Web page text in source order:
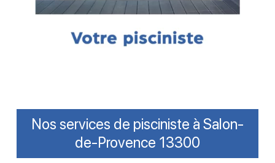
Nos services de pisciniste à Salon-
de-Provence 13300